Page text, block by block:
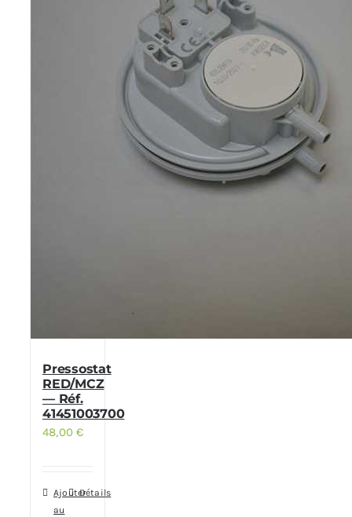
Pressostat
RED/MCZ
— Réf.
41451003700
48,00€
Ajouter
au
Détails